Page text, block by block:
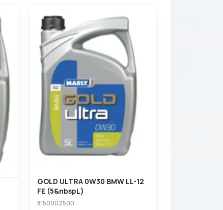
GOLD ULTRA 0W30 BMW LL-12
FE (5&nbspL)
8150002500